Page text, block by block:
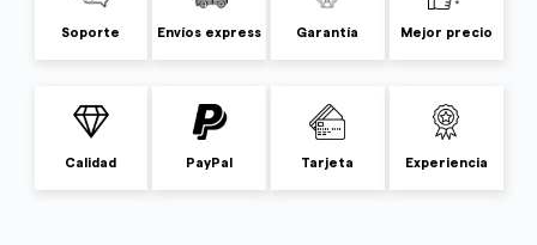
Soporte Envíos express Garantía Mejor precio
Calidad PayPal Tarjeta Experiencia